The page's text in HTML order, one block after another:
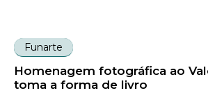
Funarte
Homenagem fotográfica ao
toma a forma de livro